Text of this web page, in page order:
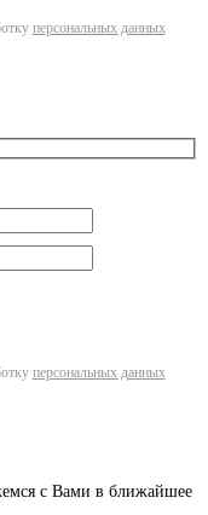
персональных данных
персональных данных
с Вами в ближайшее